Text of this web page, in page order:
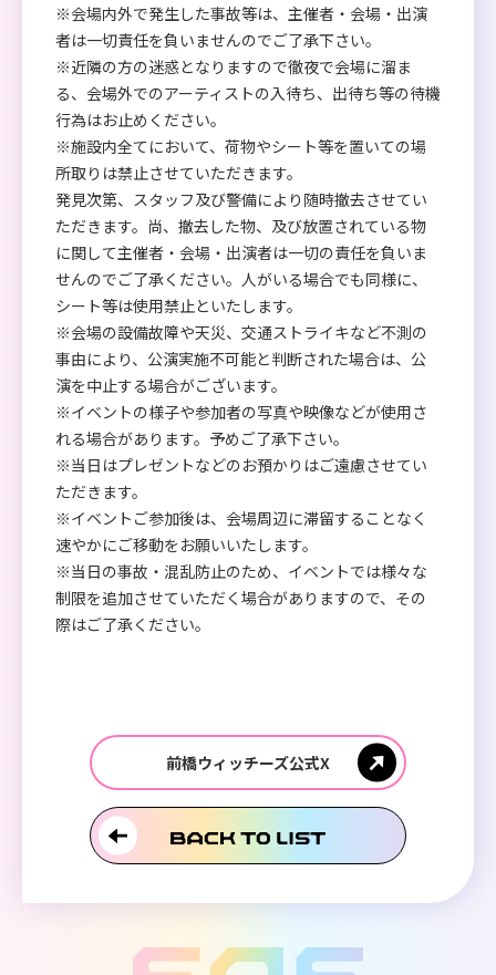
※会場内外で発生した事故等は、主催者・会場・出演
者は一切責任を負いませんのでご了承下さい。
※近隣の方の迷惑となりますので徹夜で会場に溜ま
る、会場外でのアーティストの入待ち、出待ち等の待機
行為はお止めください。
※施設内全てにおいて、荷物やシート等を置いての場
所取りは禁止させていただきます。
発見次第、スタッフ及び警備により随時撤去させてい
ただきます。尚、撤去した物、及び放置されている物
に関して主催者・会場・出演者は一切の責任を負いま
せんのでご了承ください。人がいる場合でも同様に、
シート等は使用禁止といたします。
※会場の設備故障や天災、交通ストライキなど不測の
事由により、公演実施不可能と判断された場合は、公
演を中止する場合がございます。
※イベントの様子や参加者の写真や映像などが使用さ
れる場合があります。予めご了承下さい。
※当日はプレゼントなどのお預かりはご遠慮させてい
ただきます。
※イベントご参加後は、会場周辺に滞留することなく
速やかにご移動をお願いいたします。
※当日の事故・混乱防止のため、イベントでは様々な
制限を追加させていただく場合がありますので、その
際はご了承ください。
前橋ウィッチーズ公式X